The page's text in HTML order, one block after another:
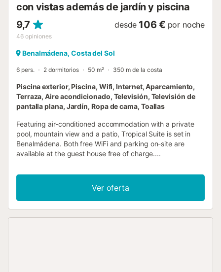
con vistas además de jardín y piscina
9,7
46 opiniones
desde 106 € por noche
Benalmádena, Costa del Sol
6 pers. 2 dormitorios 50 m² 350 m de la costa
Piscina exterior, Piscina, Wifi, Internet, Aparcamiento,
Terraza, Aire acondicionado, Televisión, Televisión de
pantalla plana, Jardín, Ropa de cama, Toallas
Featuring air-conditioned accommodation with a private
pool, mountain view and a patio, Tropical Suite is set in
Benalmádena. Both free WiFi and parking on-site are
available at the guest house free of charge....
Ver oferta